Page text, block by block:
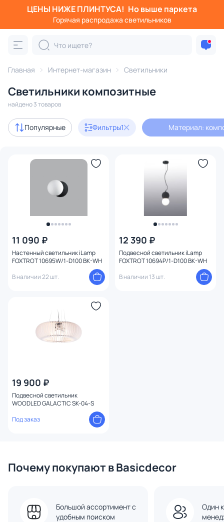
ЦЕНЫ НИЖЕ ПЛИНТУСА! Но выше паркета
Горячая распродажа светильников
Главная Интернет-магазин Светильники
Светильники композитные
найдено 3 товаров
Популярные Фильтры1 Материал:
11 090 ₽
Настенный светильник iLamp
FOXTROT 10695W/1-D100 BK-WH
В наличии 22 шт.
12 390 ₽
Подвесной светильник iLamp
FOXTROT 10694P/1-D100 BK-WH
В наличии 13 шт.
19 900 ₽
Подвесной светильник
WOODLED GALACTIC SK-04-S
Под заказ
Почему покупают в Basicdecor
Большой ассортимент с
удобным поиском
Один
Фильтры
Категория:
Люстры Подвесные светильники
В наличии 2
Материал 1
Вид лампы